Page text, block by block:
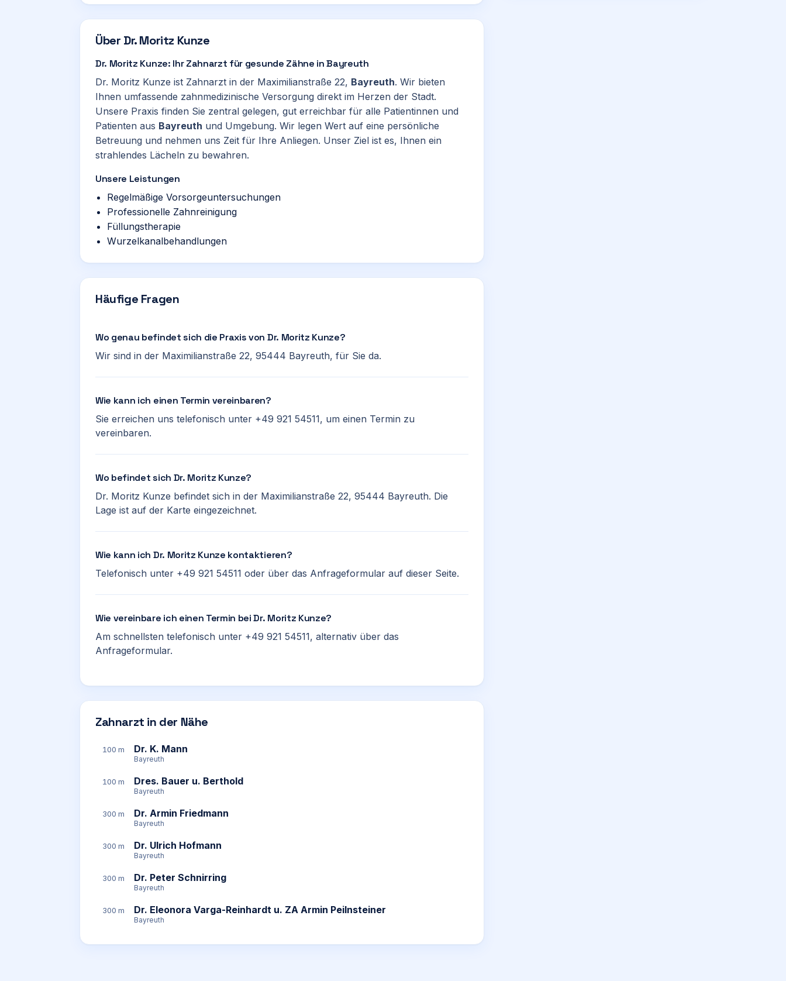
Über Dr. Moritz Kunze
Dr. Moritz Kunze: Ihr Zahnarzt für gesunde Zähne in Bayreuth
Dr. Moritz Kunze ist Zahnarzt in der Maximilianstraße 22, Bayreuth. Wir bieten
Ihnen umfassende zahnmedizinische Versorgung direkt im Herzen der Stadt.
Unsere Praxis finden Sie zentral gelegen, gut erreichbar für alle Patientinnen und
Patienten aus Bayreuth und Umgebung. Wir legen Wert auf eine persönliche
Betreuung und nehmen uns Zeit für Ihre Anliegen. Unser Ziel ist es, Ihnen ein
strahlendes Lächeln zu bewahren.
Unsere Leistungen
Regelmäßige Vorsorgeuntersuchungen
Professionelle Zahnreinigung
Füllungstherapie
Wurzelkanalbehandlungen
Häufige Fragen
Wo genau befindet sich die Praxis von Dr. Moritz Kunze?
Wir sind in der Maximilianstraße 22, 95444 Bayreuth, für Sie da.
Wie kann ich einen Termin vereinbaren?
Sie erreichen uns telefonisch unter +49 921 54511, um einen Termin zu
vereinbaren.
Wo befindet sich Dr. Moritz Kunze?
Dr. Moritz Kunze befindet sich in der Maximilianstraße 22, 95444 Bayreuth. Die
Lage ist auf der Karte eingezeichnet.
Wie kann ich Dr. Moritz Kunze kontaktieren?
Telefonisch unter +49 921 54511 oder über das Anfrageformular auf dieser Seite.
Wie vereinbare ich einen Termin bei Dr. Moritz Kunze?
Am schnellsten telefonisch unter +49 921 54511, alternativ über das
Anfrageformular.
Zahnarzt in der Nähe
100 m Dr. K. Mann
Bayreuth
100 m Dres. Bauer u. Berthold
Bayreuth
300 m Dr. Armin Friedmann
Bayreuth
300 m Dr. Ulrich Hofmann
Bayreuth
300 m Dr. Peter Schnirring
Bayreuth
300 m Dr. Eleonora Varga-Reinhardt u. ZA Armin Peilnsteiner
Bayreuth